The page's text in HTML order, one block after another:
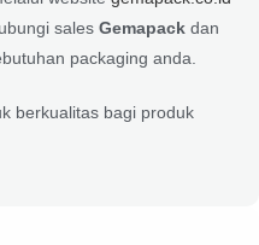
sales Gemapack dan
packaging anda.
berkualitas bagi produk